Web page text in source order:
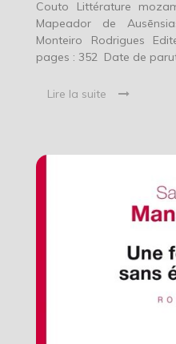
Couto Littérature
Mapeador de
Monteiro Rodrigues
pages : 352 Date de
Lire la suite